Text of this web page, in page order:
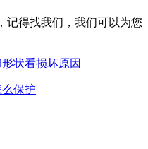
记得找我们，我们可以为您
状看损坏原因
保护